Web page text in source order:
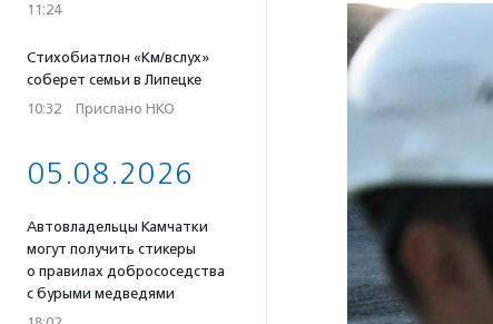
11:24
Стихобиатлон «Км/вслух»
соберет семьи в Липецке
10:32 · Прислано НКО
05.08.2026
Автовладельцы Камчатки
могут получить стикеры
о правилах добрососедства
с бурыми медведями